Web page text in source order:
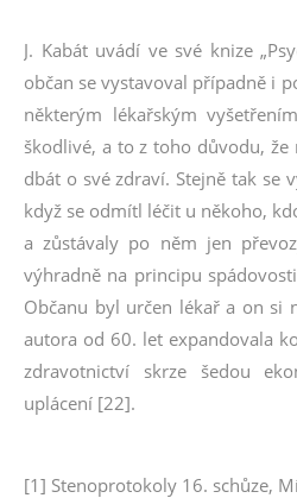
J. Kabát uvádí ve své knize
občan se vystavoval případně i
některým lékařským
škodlivé, a to z toho důvodu,
dbát o své zdraví. Stejně tak se
když se odmítl léčit u někoho,
a zůstávaly po něm jen
výhradně na principu
Občanu byl určen lékař a on si
autora od 60. let expandovala
zdravotnictví skrze šedou
uplácení [22].
[1] Stenoprotokoly 16. schůze,